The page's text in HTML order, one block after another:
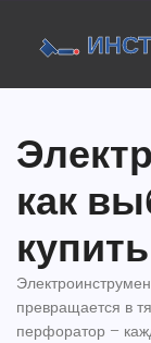
как
превращается в
перфоратор –